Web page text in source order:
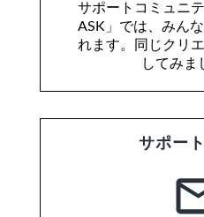
サポートコミュニ
ASK」では、みん
れます。同じクリ
してみま
サポー